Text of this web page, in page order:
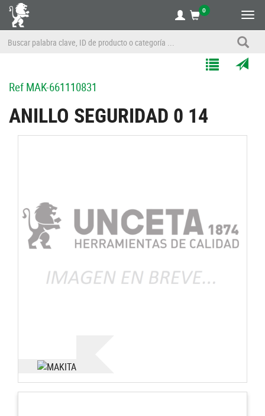
0
un
Listas
RefMAK-661110831
ANILLO SEGURIDAD 0 14